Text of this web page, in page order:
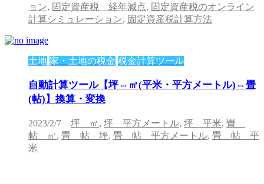
ョン, 固定資産税 経年減点, 固定資産税のオンライン
計算シミュレーション, 固定資産税計算方法
土地 家・土地の税金 税金計算ツール
自動計算ツール【坪⇔㎡(平米・平方メートル)⇔畳
(帖)】換算・変換
2023/2/7 坪 ㎡, 坪 平方メートル, 坪 平米, 畳
帖 ㎡, 畳 帖 坪, 畳 帖 平方メートル, 畳 帖 平
米